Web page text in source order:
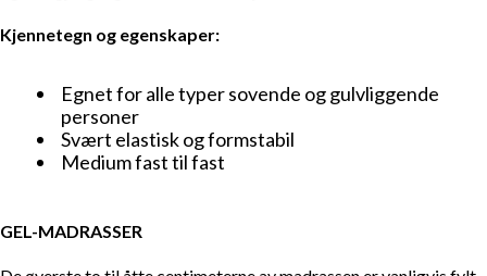
Kjennetegn og egenskaper:
Egnet for alle typer sovende og gulvliggende
personer
Svært elastisk og formstabil
Medium fast til fast
GEL-MADRASSER